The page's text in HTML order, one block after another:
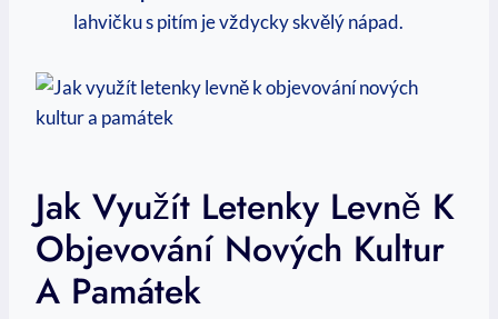
⁢lahvičku s pitím je vždycky skvělý nápad.
Jak Využít Letenky Levně K
Objevování Nových Kultur
⁢a Památek